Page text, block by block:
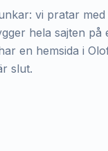
vi pratar med
hela sajten på
en hemsida i
slut.